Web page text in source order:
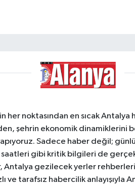
noktasından en sıcak Antalya
şehrin ekonomik dinamiklerini
Sadece haber değil;
gibi kritik bilgileri de
gezilecek yerler rehberleri
ve tarafsız habercilik